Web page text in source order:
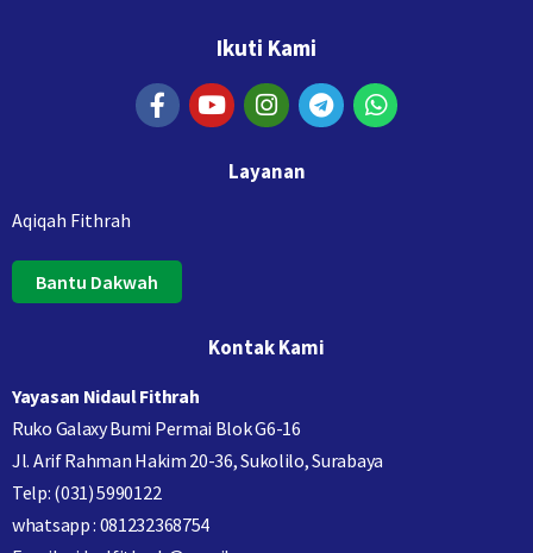
Ikuti Kami
Layanan
Aqiqah Fithrah
Bantu Dakwah
Kontak Kami
Yayasan Nidaul Fithrah
Ruko Galaxy Bumi Permai Blok G6-16
Jl. Arif Rahman Hakim 20-36, Sukolilo, Surabaya
Telp: (031) 5990122
whatsapp : 081232368754